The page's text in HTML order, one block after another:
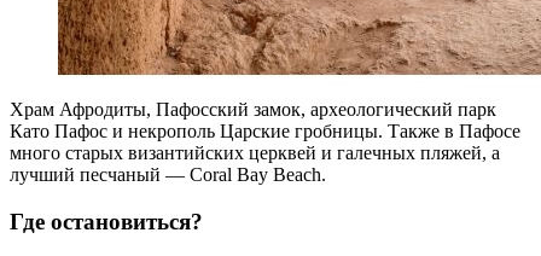
Храм Афродиты, Пафосский замок, археологический парк
Като Пафос и некрополь Царские гробницы. Также в Пафосе
много старых византийских церквей и галечных пляжей, а
лучший песчаный — Coral Bay Beach.
Где остановиться?